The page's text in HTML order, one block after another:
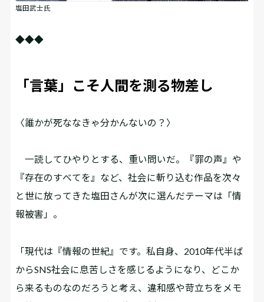
塩田武士氏
◆◆◆
「言葉」こそ人間を測る物差し
〈誰かが死ななきゃ分かんないの？〉
一読してひやりとする、重い問いだ。『罪の声』や
『存在のすべてを』など、社会に斬り込む作品を次々
と世に放ってきた塩田さんが次に選んだテーマは「情
報被害」。
「現代は『情報の世紀』です。私自身、2010年代半ば
からSNS社会に息苦しさを感じるようになり、どこか
ら来るものなのだろうと考え、違和感や苛立ちをメモ